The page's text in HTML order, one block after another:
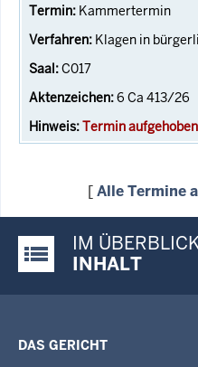
Kammertermin
Klagen in
C017
6 Ca 413/26
Termin aufgehoben
[Alle Termine
Justiz-Portal im
IM
INHALT
DAS GERICHT